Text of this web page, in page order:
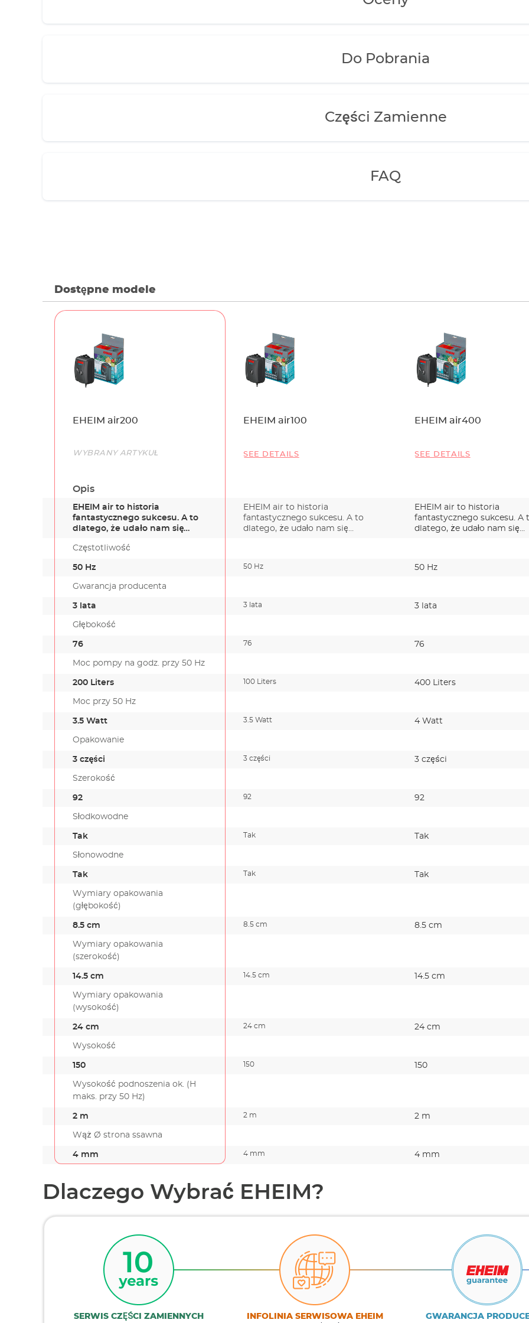
Do Pobrania
Części Zamienne
FAQ
Dostępne modele
Name
EHEIM air200 EHEIM air100 EHEIM air400
Link
WYBRANY ARTYKUŁ SEE DETAILS SEE DETAILS
Opis
EHEIM air to historia
fantastycznego sukcesu. A to
dlatego, że udało nam się
EHEIM air to historia
fantastycznego sukcesu. A to
dlatego, że udało nam się
EHEIM air to historia
fantastycznego sukcesu. A
dlatego, że udało nam się
Częstotliwość
50 Hz 50 Hz 50 Hz
Gwarancja producenta
3 lata 3 lata 3 lata
Głębokość
76 76 76
Moc pompy na godz. przy 50 Hz
200 Liters 100 Liters 400 Liters
Moc przy 50 Hz
3.5 Watt 3.5 Watt 4 Watt
Opakowanie
3 części 3 części 3 części
Szerokość
92 92 92
Słodkowodne
Tak Tak Tak
Słonowodne
Tak Tak Tak
Wymiary opakowania
(głębokość)
8.5 cm 8.5 cm 8.5 cm
Wymiary opakowania
(szerokość)
14.5 cm 14.5 cm 14.5 cm
Wymiary opakowania
(wysokość)
24 cm 24 cm 24 cm
Wysokość
150 150 150
Wysokość podnoszenia ok. (H
maks. przy 50 Hz)
2 m 2 m 2 m
Wąż Ø strona ssawna
4 mm 4 mm 4 mm
Dlaczego Wybrać EHEIM?
SERWIS CZĘŚCI ZAMIENNYCH INFOLINIA SERWISOWA EHEIM GWARANCJA